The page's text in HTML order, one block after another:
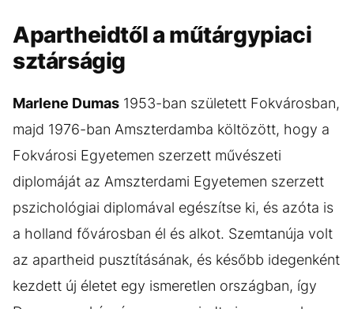
Apartheidtől a műtárgypiaci
sztárságig
Marlene Dumas 1953-ban született Fokvárosban,
majd 1976-ban Amszterdamba költözött, hogy a
Fokvárosi Egyetemen szerzett művészeti
diplomáját az Amszterdami Egyetemen szerzett
pszichológiai diplomával egészítse ki, és azóta is
a holland fővárosban él és alkot. Szemtanúja volt
az apartheid pusztításának, és később idegenként
kezdett új életet egy ismeretlen országban, így